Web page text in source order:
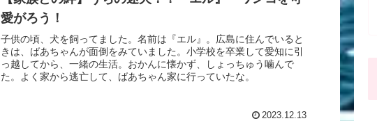
愛がろう！
子供の頃、犬を飼ってました。名前は『エル』。広島に住んでいると
きは、ばあちゃんが面倒をみていました。小学校を卒業して愛知に引
っ越してから、一緒の生活。おかんに懐かず、しょっちゅう噛んで
た。よく家から逃亡して、ばあちゃん家に行っていたな。
2023.12.13